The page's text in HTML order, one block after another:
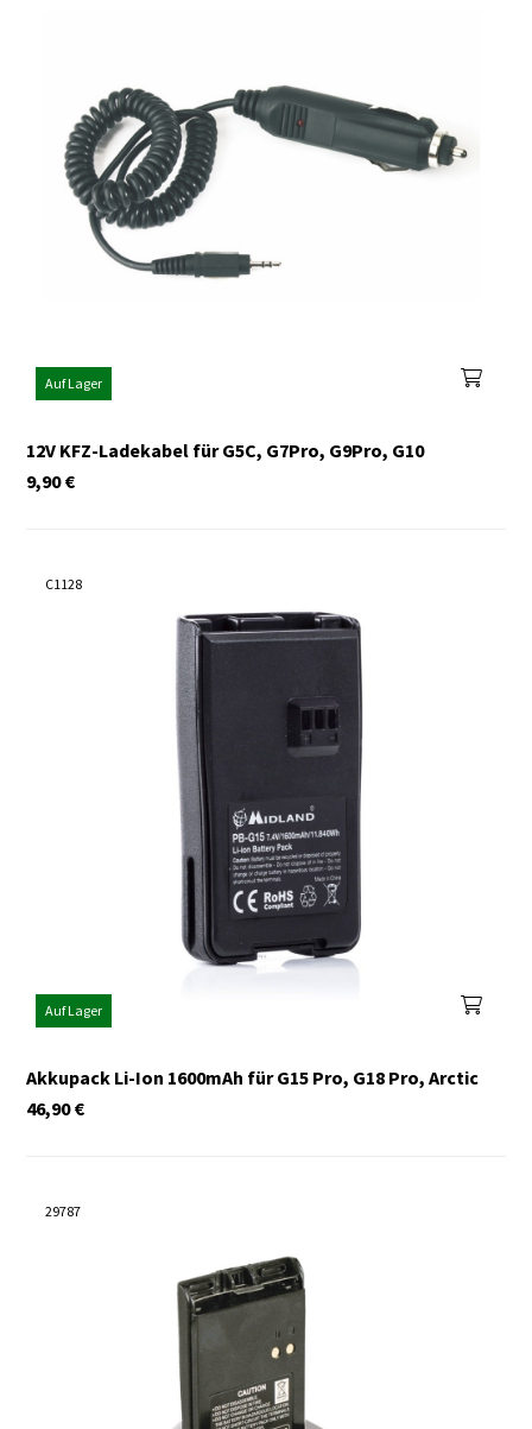
Auf Lager
12V KFZ-Ladekabel für G5C, G7Pro, G9Pro, G10
€
9,90
C1128
Auf Lager
Akkupack Li-Ion 1600mAh für G15 Pro, G18 Pro, Arctic
€
46,90
29787